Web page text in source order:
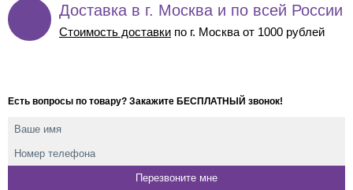
Доставка в г. Москва и по всей России
Стоимость доставки по г. Москва от 1000 рублей
Есть вопросы по товару? Закажите БЕСПЛАТНЫЙ звонок!